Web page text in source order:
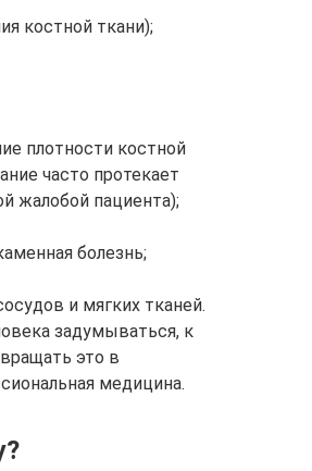
костной ткани);
плотности костной
часто протекает
жалобой пациента);
болезнь;
и мягких тканей.
задумываться, к
это в
медицина.